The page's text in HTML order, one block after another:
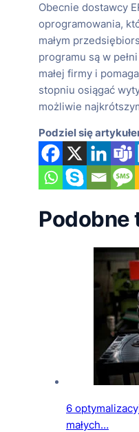
Obecnie dostawcy
oprogramowania,
małym
programu są w
małej firmy i
stopniu osiągać
możliwie
Podziel się
Podobne
6
małych…